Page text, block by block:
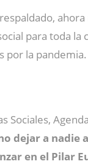
para toda
por la pandemia.
dejar a nadie
en el Pilar